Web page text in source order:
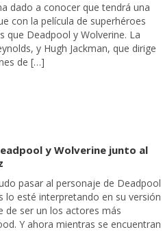
dado a conocer que tendrá una
con la película de superhéroes
que Deadpool y Wolverine. La
y Hugh Jackman, que dirige
de […]
y Wolverine junto al
pasar al personaje de Deadpool
lo esté interpretando en su versión
de ser un los actores más
Y ahora mientras se encuentran